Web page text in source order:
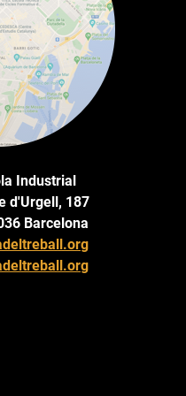
Industrial
d'Urgell, 187
Barcelona